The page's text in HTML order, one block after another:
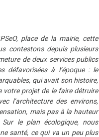
place de la mairie, cette
contestons depuis plusieurs
de deux services publics
défavorisées à l’époque : le
qui avait son histoire,
votre projet de le faire détruire
l’architecture des environs,
mais pas à la hauteur
le plan écologique, nous
santé, ce qui va un peu plus